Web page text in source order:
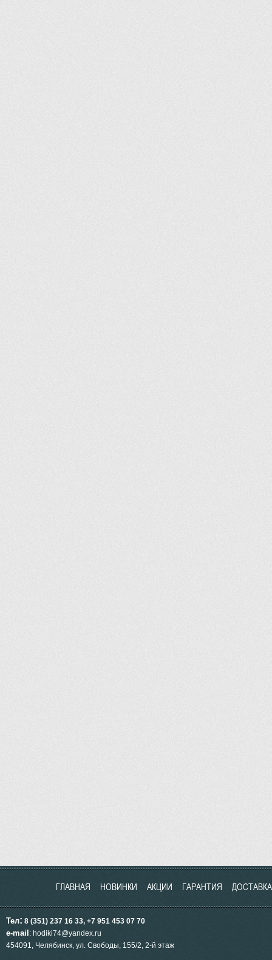
ГЛАВНАЯ НОВИНКИ АКЦИИ ГАРАНТИЯ ДОСТАВКА
Тел: 8 (351) 237 16 33, +7 951 453 07 70
e-mail : hodiki74@yandex.ru
454091, Челябинск, ул. Свободы, 155/2, 2-й этаж